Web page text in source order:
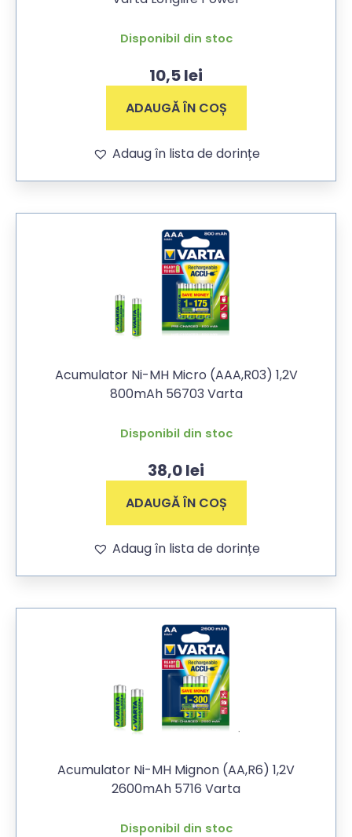
Disponibil din stoc
10,5lei
ADAUGĂ ÎN COȘ
Adaug în lista de dorințe
Acumulator Ni-MH Micro (AAA,R03) 1,2V
800mAh 56703 Varta
Disponibil din stoc
38,0lei
ADAUGĂ ÎN COȘ
Adaug în lista de dorințe
Acumulator Ni-MH Mignon (AA,R6) 1,2V
2600mAh 5716 Varta
Disponibil din stoc